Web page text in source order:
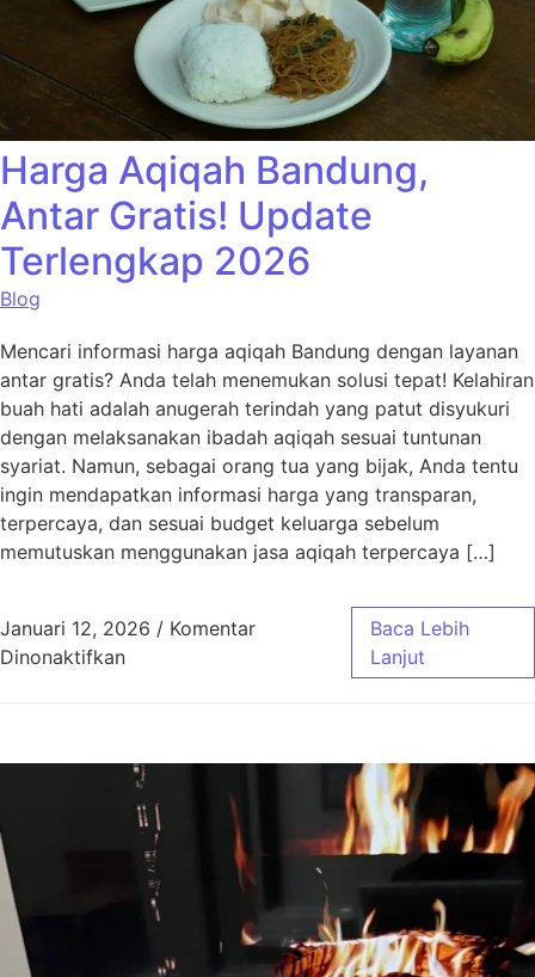
Harga Aqiqah Bandung,
Antar Gratis! Update
Terlengkap 2026
Blog
Mencari informasi harga aqiqah Bandung dengan layanan
antar gratis? Anda telah menemukan solusi tepat! Kelahiran
buah hati adalah anugerah terindah yang patut disyukuri
dengan melaksanakan ibadah aqiqah sesuai tuntunan
syariat. Namun, sebagai orang tua yang bijak, Anda tentu
ingin mendapatkan informasi harga yang transparan,
terpercaya, dan sesuai budget keluarga sebelum
memutuskan menggunakan jasa aqiqah terpercaya […]
Januari 12, 2026 / Komentar
Dinonaktifkanpada Harga Aqiqah Bandung, Antar Gratis!
Baca Lebih
Lanjut